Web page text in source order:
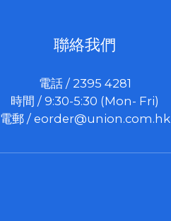
聯絡我們
電話 / 2395 4281
時間 / 9:30-5:30 (Mon- Fri)
電郵 / eorder@union.com.hk